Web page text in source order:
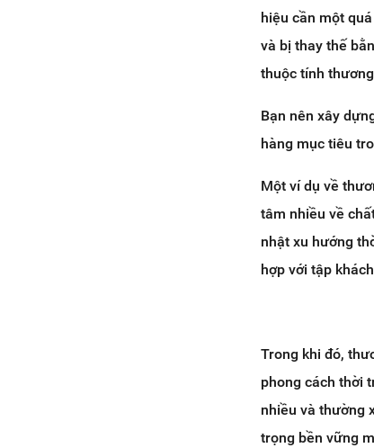
hiệu cần một
và bị thay thế
thuộc tính
Bạn nên xây
hàng mục tiêu
Một ví dụ về
tâm nhiều về
nhật xu hướng
hợp với tập
Trong khi đó,
phong cách thời
nhiều và thường
trọng bền vững